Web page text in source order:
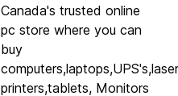
Canada's trusted online
pc store where you can
buy
computers,laptops,UPS's,laser
printers,tablets, Monitors